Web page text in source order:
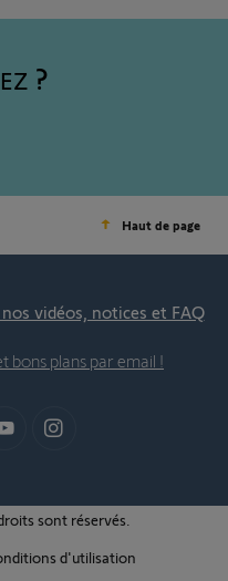
Haut de page
vidéos, notices et FAQ
bons plans par email !
sont réservés.
d'utilisation